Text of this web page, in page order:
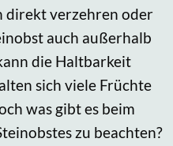
direkt verzehren oder
auch außerhalb
die Haltbarkeit
sich viele Früchte
was gibt es beim
zu beachten?